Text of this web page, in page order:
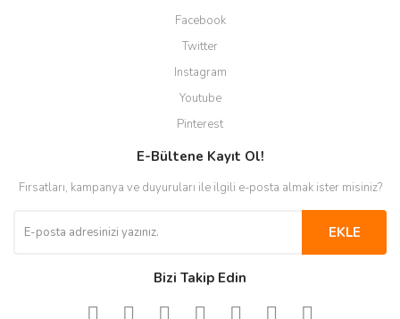
Facebook
Twitter
Instagram
Youtube
Pinterest
E-Bültene Kayıt Ol!
Fırsatları, kampanya ve duyuruları ile ilgili e-posta almak ister misiniz?
EKLE
Bizi Takip Edin